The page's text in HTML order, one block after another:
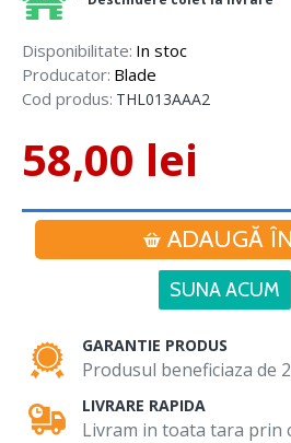
Disponibilitate: In stoc
Producator: Blade
Cod produs: THL013AAA2
58,00 lei
ADAUGĂ
SUNA ACUM
GARANTIE PRODUS
Produsul beneficiaza de
LIVRARE RAPIDA
Livram in toata tara prin